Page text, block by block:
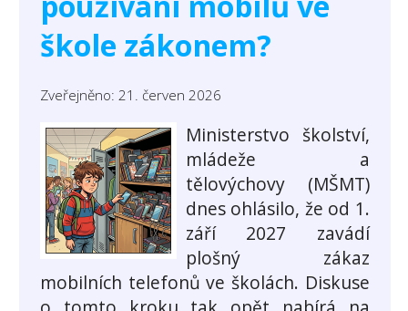
škole zákonem?
Zveřejněno: 21. červen 2026
Ministerstvo školství,
mládeže a
tělovýchovy (MŠMT)
dnes ohlásilo, že od 1.
září 2027 zavádí
plošný zákaz
mobilních telefonů ve školách. Diskuse